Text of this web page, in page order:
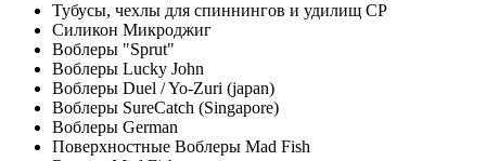
Тубусы, чехлы для спиннингов и удилищ СР
Силикон Микроджиг
Воблеры "Sprut"
Воблеры Lucky John
Воблеры Duel / Yo-Zuri (japan)
Воблеры SureCatch (Singapore)
Воблеры German
Поверхностные Воблеры Mad Fish